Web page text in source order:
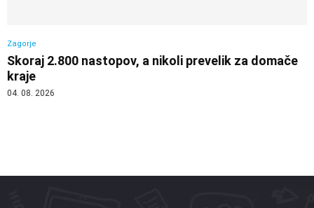
Zagorje
Skoraj 2.800 nastopov, a nikoli prevelik za domače
kraje
04. 08. 2026